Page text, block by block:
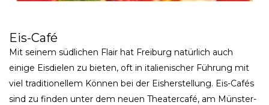
Eis-Café
Mit seinem südlichen Flair hat Freiburg natürlich auch
einige Eisdielen zu bieten, oft in italienischer Führung mit
viel traditionellem Können bei der Eisherstellung. Eis-Cafés
sind zu finden unter dem neuen Theatercafé, am Münster-